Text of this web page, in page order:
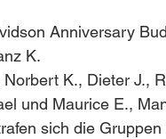
Anniversary
K.
K., Dieter J.,
und Maurice E.,
sich die